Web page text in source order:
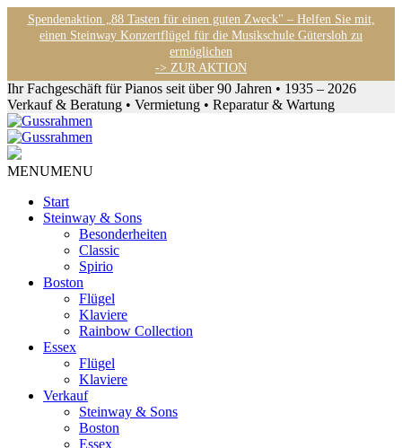
Spendenaktion „88 Tasten für einen guten Zweck" – Helfen Sie mit,
einen Steinway Konzertflügel für die Musikschule Gütersloh zu
ermöglichen
-> ZUR AKTION
Ihr Fachgeschäft für Pianos seit über 90 Jahren • 1935 – 2026
Verkauf & Beratung • Vermietung • Reparatur & Wartung
MENUMENU
Start
Steinway & Sons
Besonderheiten
Classic
Spirio
Boston
Flügel
Klaviere
Rainbow Collection
Essex
Flügel
Klaviere
Verkauf
Steinway & Sons
Boston
Essex